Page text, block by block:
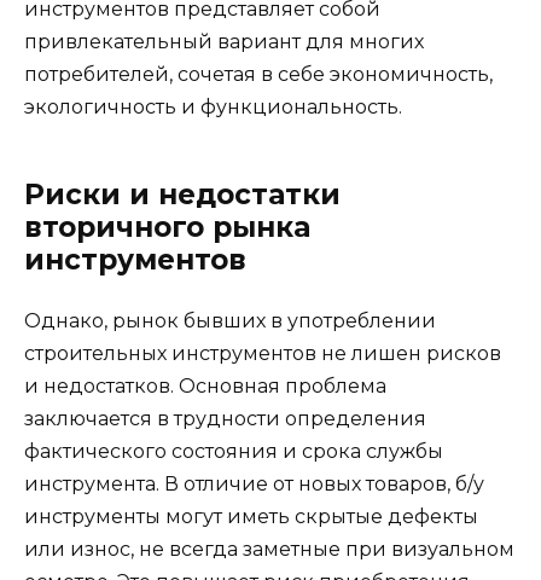
инструментов представляет собой
привлекательный вариант для многих
потребителей, сочетая в себе экономичность,
экологичность и функциональность.
Риски и недостатки
вторичного рынка
инструментов
Однако, рынок бывших в употреблении
строительных инструментов не лишен рисков
и недостатков. Основная проблема
заключается в трудности определения
фактического состояния и срока службы
инструмента. В отличие от новых товаров, б/у
инструменты могут иметь скрытые дефекты
или износ, не всегда заметные при визуальном